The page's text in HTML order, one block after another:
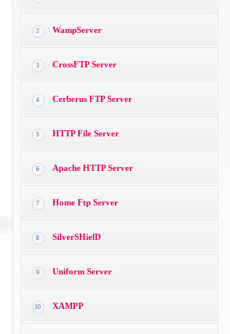
2 WampServer
3 CrossFTP Server
4 Cerberus FTP Server
5 HTTP File Server
6 Apache HTTP Server
7 Home Ftp Server
8 SilverSHielD
9 Uniform Server
10 XAMPP